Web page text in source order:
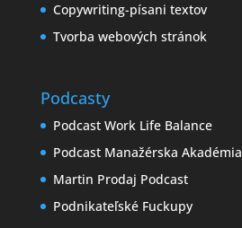
Copywriting-písani textov
Tvorba webových stránok
Podcasty
Podcast Work Life Balance
Podcast Manažérska Akadémia
Martin Prodaj Podcast
Podnikateľské Fuckupy